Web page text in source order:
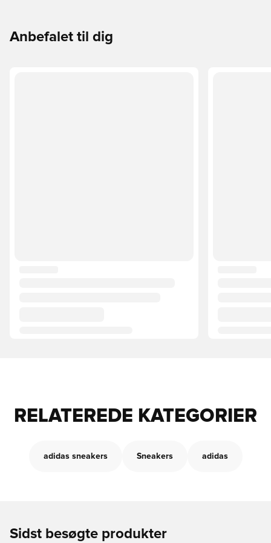
Anbefalet til dig
RELATEREDE KATEGORIER
adidas sneakers Sneakers adidas
Sidst besøgte produkter